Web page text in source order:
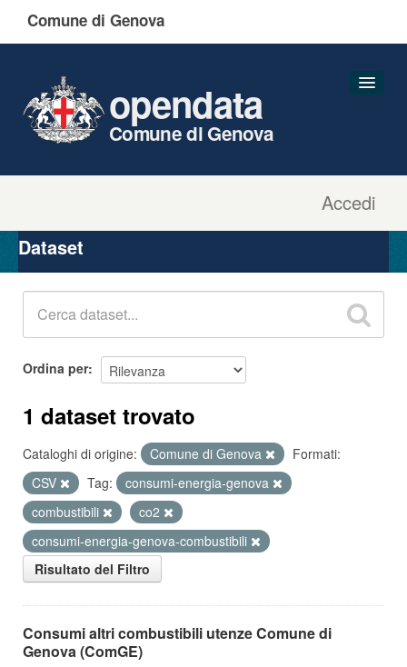
Comune di Genova
Accedi
opendata
Comune di Genova
Organizzazioni
Gruppi
Dataset
Ordina per
1 dataset trovato
Cataloghi di origine: Comune di Genova
Formati:
CSV
Tag:
consumi-energia-genova
combustibili
co2
consumi-energia-genova-combustibili
Risultato del Filtro
Consumi altri combustibili utenze Comune di
Genova (ComGE)